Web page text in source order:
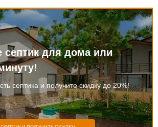
септик для дома или
септика и получите скидку до 20%!